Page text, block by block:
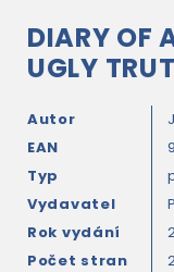
DIARY OF
UGLY
Autor
EAN
Typ
Vydavatel
Rok vydání
Počet stran